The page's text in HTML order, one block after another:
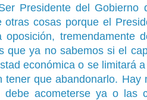
Presidente del Gobierno
cosas porque el
tremendamente
que ya no sabemos si el
económica o se limitará
que abandonarlo. Hay
debe acometerse ya o las